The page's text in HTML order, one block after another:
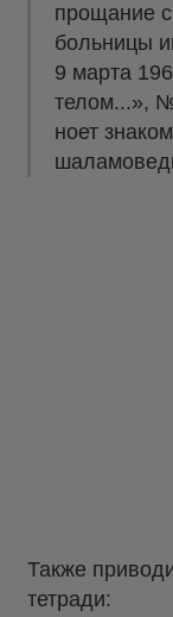
прощание
больницы
9 марта
телом...»,
ноет
Также
тетради: